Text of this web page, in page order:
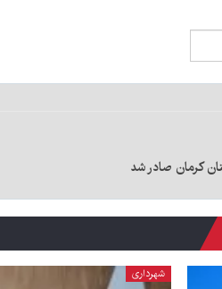
کرمان صادر شد
شهرداری